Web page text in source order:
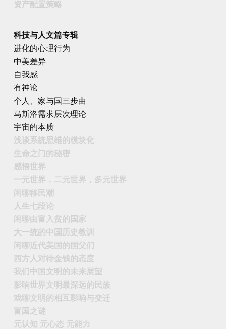
资产配置策略
科技与人文篇专辑
进化的心理行为
中美差异
自我感
有神论
个人、家与国三步曲
马斯洛需求层次理论
宇宙的本质
浅谈系统思维的模块化
生命之门的秘密
感悟世界
一元世界，二元世界，多元世界
闲聊移民潮
人生七段论
闲聊由富入贫的国家
大一统的中国历史教训
闲聊近代美国的国父们
西方人对待金钱的态度
我们中国文明的未来展望
影响世界文明最深远的民族
戏聊文明的相互影响与变迁
富国之谜
元认知 元心态 元能力